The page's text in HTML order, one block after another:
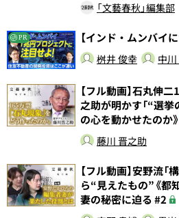
「文藝春秋」編集部
PR 【インド・ムンバイ
桝井 俊幸 中
【フル動画】石丸伸
之助が明かす「“選挙
の心を動かせたのか》
藤川 晋之助
【フル動画】安野流
ら“見えたもの”《都
妻の秘密に迫る #2